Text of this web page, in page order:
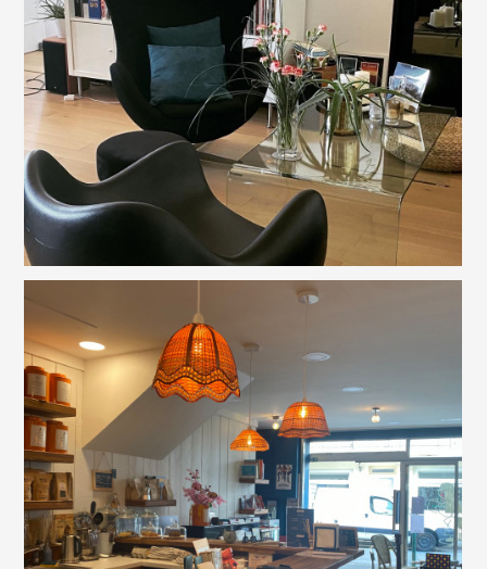
ACCUEIL
PRESTATIONS
NOS RÉALISATIONS
CONCEPT STORE DÉCORATION
GALERIE D'ART
PRESSE
COORDONNÉES